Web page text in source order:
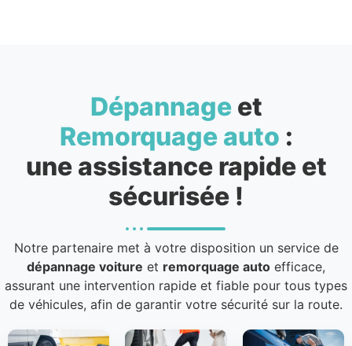
Dépannageet
Remorquage auto :
une assistance rapide et
sécurisée !
Notre partenaire met à votre disposition un service de
dépannage voiture et remorquage auto efficace,
assurant une intervention rapide et fiable pour tous types
de véhicules, afin de garantir votre sécurité sur la route.